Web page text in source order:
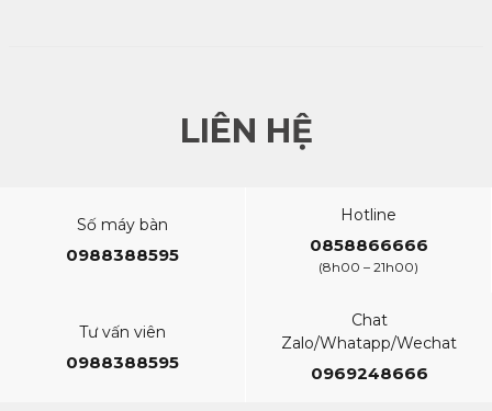
Họ tin rằng Peridot là kết tinh của thiên nhiên và cảm xúc con
người. Điều này đã gắn kết tạo nên năng lượng riêng biệt cho
phát triển bản thân. Điều quan trọng hơn là viên đá có màu
sắc tuyệt đẹp nên đã được mọi người lựa chọn để làm trang
sức đeo bên người.
trở nên đa dạng với nhiều kiểu dáng, thiết kế. Đặc biệt đối với
những ai yêu thích đá quý thì vật phẩm nhẫn đá Peridot càng
trở nên cuốn hút. Theo đó, bạn dễ dàng hơn trong việc tìm
kiếm, đưa ra lựa chọn phù hợp với sở thích của bản thân.
LIÊN HỆ
Số máy bàn
0988388595
Hotline
0858866666
(8h00 – 21h00)
Tư vấn viên
0988388595
Chat
Zalo/Whatapp/Wechat
0969248666